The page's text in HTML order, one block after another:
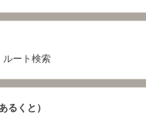
ルート検索
るくと）